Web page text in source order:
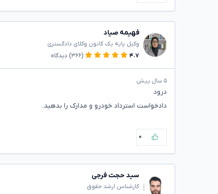
فهیمه صیاد
وکیل پایه یک کانون وکلای دادگستری
۴.۷
(۳۶۶) دیدگاه
۵ سال پیش
درود
دادخواست استرداد خودرو و مدارک را بدهید.
۰
سید حجت فرجی
کارشناس ارشد حقوق